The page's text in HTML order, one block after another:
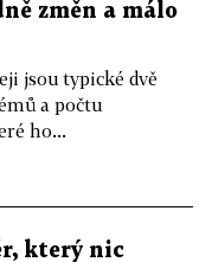
změn a málo
jsou typické dvě
a počtu
ho...
který nic